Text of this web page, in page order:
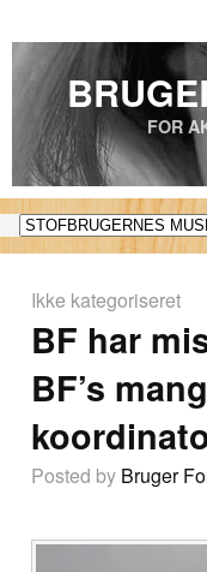
FOR
Ikke kategoriseret
BF har
BF’s
Posted by Bruger